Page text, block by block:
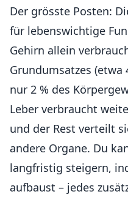
Der grösste Posten:
für lebenswichtige
Gehirn allein
Grundumsatzes (etwa
nur 2 % des
Leber verbraucht
und der Rest verteilt
andere Organe. Du
langfristig steigern,
aufbaust – jedes